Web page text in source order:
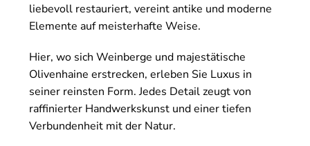
liebevoll restauriert, vereint antike und moderne
Elemente auf meisterhafte Weise.
Hier, wo sich Weinberge und majestätische
Olivenhaine erstrecken, erleben Sie Luxus in
seiner reinsten Form. Jedes Detail zeugt von
raffinierter Handwerkskunst und einer tiefen
Verbundenheit mit der Natur.